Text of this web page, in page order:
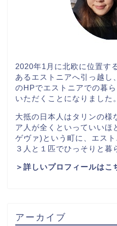
2020年1 月に北欧に位置す
あるエストニアへ引っ越し
のHPでエストニアでの暮
いただくことになりました。
大抵の日本人はタリンの様
ア人が全くといっていいほ
ゲヴァ) という町に、エス
３ 人と１匹でひっそりと暮
＞詳しいプロフィールはこ
アーカイブ